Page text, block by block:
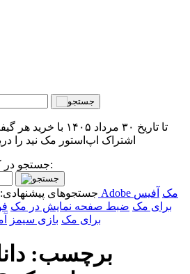
اشتراک اپ‌استور مک نید را
جستجو در کامل‌ترین آرشیو مک ایران:
جستجوهای پیشنهادی: برنامه‌های Adobe مک آفیس
برای مک ضبط صفحه نمایش در مک
برای مک بازی سیمز
برچسب: